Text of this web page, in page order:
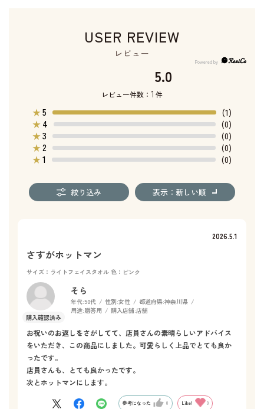
USER REVIEW
レビュー
5.0
レビュー件数： 1 件
★5
(1)
★ 4
(0)
★3
(0)
★2
(0)
★1 (0)
絞り込み 表示：新しい順
2026.5.1
さすがホットマン
サイズ：ライトフェイスタオル 色：ピンク
そら
年代:50代 性別:女性 都道府県:神奈川県
用途:贈答用 購入店舗:店舗
お祝いのお返しをさがしてて、店員さんの素晴らしいアドバイス
をいただき、この商品にしました。可愛らしく上品でとても良か
ったです。
店員さんも、とても良かったです。
次とホットマンにします。
参考になった 0 Like! 0